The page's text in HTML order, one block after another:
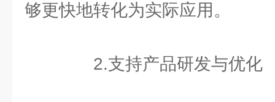
够更快地转化为实际应用。
2.支持产品研发与优化